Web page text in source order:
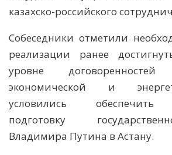
казахско-российского
Собеседники отметили
реализации ранее
уровне
экономической и
условились обеспечить
подготовку
Владимира Путина в Астану.